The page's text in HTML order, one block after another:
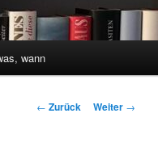
wann
Beitrags-
← Zurück Weiter →